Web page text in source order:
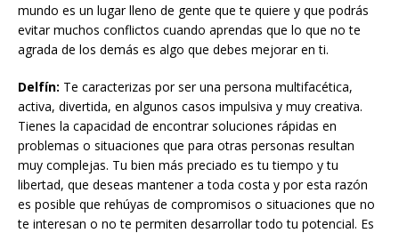
mundo es un lugar lleno de gente que te quiere y que podrás
evitar muchos conflictos cuando aprendas que lo que no te
agrada de los demás es algo que debes mejorar en ti.
Delfín: Te caracterizas por ser una persona multifacética,
activa, divertida, en algunos casos impulsiva y muy creativa.
Tienes la capacidad de encontrar soluciones rápidas en
problemas o situaciones que para otras personas resultan
muy complejas. Tu bien más preciado es tu tiempo y tu
libertad, que deseas mantener a toda costa y por esta razón
es posible que rehúyas de compromisos o situaciones que no
te interesan o no te permiten desarrollar todo tu potencial. Es